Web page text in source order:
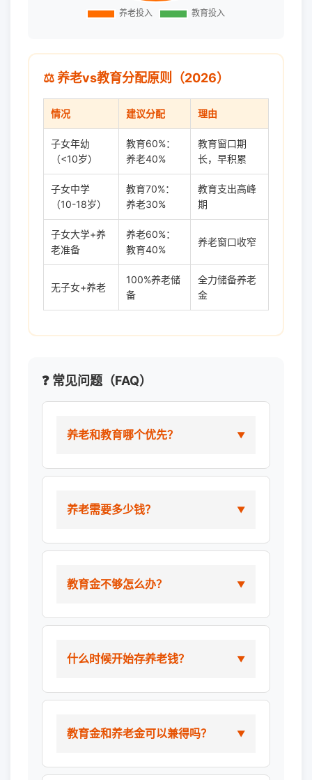
⚖️ 养老vs教育分配原则（2026）
情况 建议分配 理由
子女年幼
（<10岁）
教育60%：
养老40%
教育窗口期
长，早积累
子女中学
（10-18岁）
教育70%：
养老30%
教育支出高峰
期
子女大学+养
老准备
养老60%：
教育40%
养老窗口收窄
无子女+养老
100%养老储
备
全力储备养老
金
❓ 常见问题（FAQ）
养老和教育哪个优先？
养老需要多少钱？
教育金不够怎么办？
什么时候开始存养老钱？
教育金和养老金可以兼得吗？